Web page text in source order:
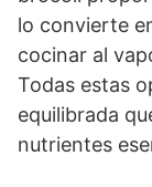
lo convierte
cocinar al
Todas estas
equilibrada
nutrientes